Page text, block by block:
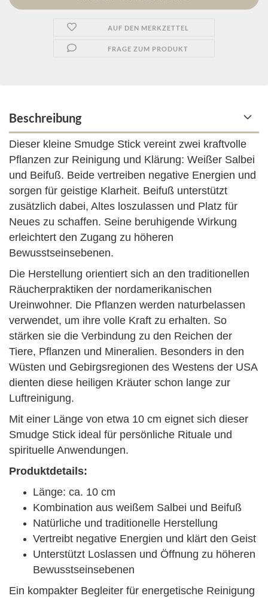
AUF DEN MERKZETTEL
FRAGE ZUM PRODUKT
Beschreibung
Dieser kleine Smudge Stick vereint zwei kraftvolle
Pflanzen zur Reinigung und Klärung: Weißer Salbei
und Beifuß. Beide vertreiben negative Energien und
sorgen für geistige Klarheit. Beifuß unterstützt
zusätzlich dabei, Altes loszulassen und Platz für
Neues zu schaffen. Seine beruhigende Wirkung
erleichtert den Zugang zu höheren
Bewusstseinsebenen.
Die Herstellung orientiert sich an den traditionellen
Räucherpraktiken der nordamerikanischen
Ureinwohner. Die Pflanzen werden naturbelassen
verwendet, um ihre volle Kraft zu erhalten. So
stärken sie die Verbindung zu den Reichen der
Tiere, Pflanzen und Mineralien. Besonders in den
Wüsten und Gebirgsregionen des Westens der USA
dienten diese heiligen Kräuter schon lange zur
Luftreinigung.
Mit einer Länge von etwa 10 cm eignet sich dieser
Smudge Stick ideal für persönliche Rituale und
spirituelle Anwendungen.
Produktdetails:
Länge: ca. 10 cm
Kombination aus weißem Salbei und Beifuß
Natürliche und traditionelle Herstellung
Vertreibt negative Energien und klärt den Geist
Unterstützt Loslassen und Öffnung zu höheren
Bewusstseinsebenen
Ein kompakter Begleiter für energetische Reinigung